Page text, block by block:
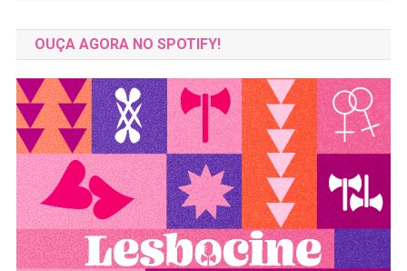
OUÇA AGORA NO SPOTIFY!